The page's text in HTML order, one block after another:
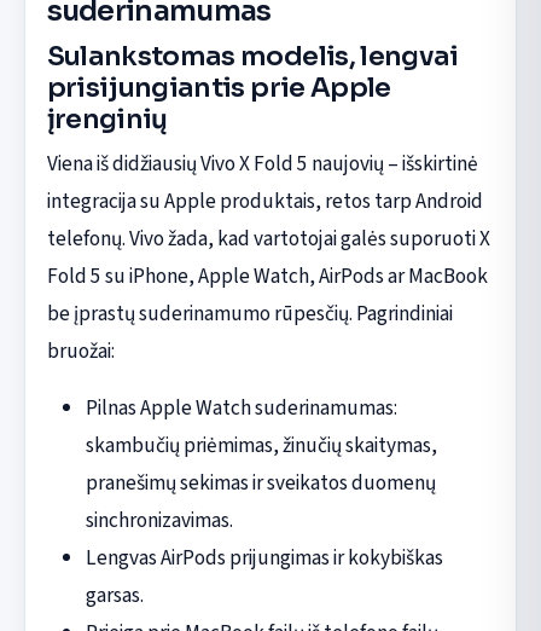
suderinamumas
Sulankstomas modelis, lengvai
prisijungiantis prie Apple
įrenginių
Viena iš didžiausių Vivo X Fold 5 naujovių – išskirtinė
integracija su Apple produktais, retos tarp Android
telefonų. Vivo žada, kad vartotojai galės suporuoti X
Fold 5 su iPhone, Apple Watch, AirPods ar MacBook
be įprastų suderinamumo rūpesčių. Pagrindiniai
bruožai:
Pilnas Apple Watch suderinamumas:
skambučių priėmimas, žinučių skaitymas,
pranešimų sekimas ir sveikatos duomenų
sinchronizavimas.
Lengvas AirPods prijungimas ir kokybiškas
garsas.